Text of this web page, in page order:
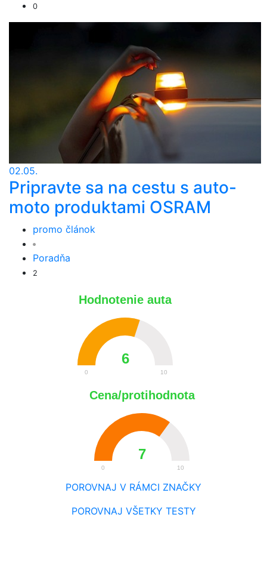
0
02.05.
Pripravte sa na cestu s auto-
moto produktami OSRAM
promo článok
Poradňa
2
Hodnotenie auta
6
0 10
Cena/protihodnota
7
0 10
POROVNAJ V RÁMCI ZNAČKY
POROVNAJ VŠETKY TESTY